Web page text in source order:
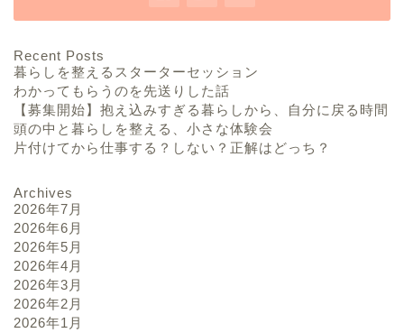
Recent Posts
暮らしを整えるスターターセッション
わかってもらうのを先送りした話
【募集開始】抱え込みすぎる暮らしから、自分に戻る時間
頭の中と暮らしを整える、小さな体験会
片付けてから仕事する？しない？正解はどっち？
Archives
2026年7月
2026年6月
2026年5月
2026年4月
2026年3月
2026年2月
2026年1月